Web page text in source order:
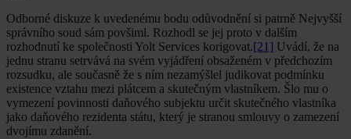
Odborné diskuze k uvedenému bodu odůvodnění si patrně Nejvyšší
správního soud sám povšiml. Rozhodl se jej proto v dalším
rozhodnutí ke společnosti Yolt Services korigovat.[21] Uvádí, že na
jednu stranu setrvává na svém vyjádření obsaženém v předchozím
rozsudku, ale současně že s ním nezamýšlel judikovat podmínku
existence vztahu mezi plátcem a skutečným vlastníkem. Šlo mu o
vymezení povinnosti daňového subjektu určit skutečného vlastníka
jako daňového rezidenta státu, který je stranou smlouvy o zamezení
dvojímu zdanění.